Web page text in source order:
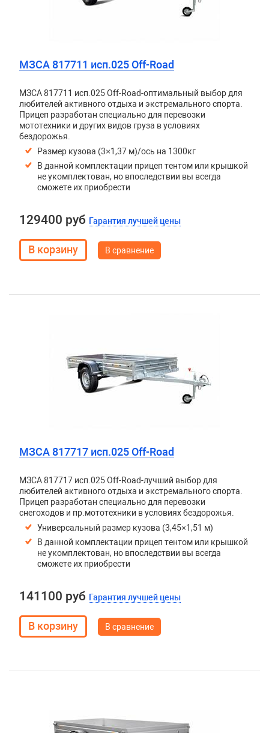
МЗСА 817711 исп.025 Off-Road
МЗСА 817711 исп.025 Off-Road-оптимальный выбор для
любителей активного отдыха и экстремального спорта.
Прицеп разработан специально для перевозки
мототехники и других видов груза в условиях
бездорожья.
Размер кузова (3×1,37 м)/ось на 1300кг
В данной комплектации прицеп тентом или крышкой
не укомплектован, но впоследствии вы всегда
сможете их приобрести
129400 руб Гарантия лучшей цены
В сравнение
МЗСА 817717 исп.025 Off-Road
МЗСА 817717 исп.025 Off-Road-лучший выбор для
любителей активного отдыха и экстремального спорта.
Прицеп разработан специально для перевозки
снегоходов и пр.мототехники в условиях бездорожья.
Универсальный размер кузова (3,45×1,51 м)
В данной комплектации прицеп тентом или крышкой
не укомплектован, но впоследствии вы всегда
сможете их приобрести
141100 руб Гарантия лучшей цены
В сравнение